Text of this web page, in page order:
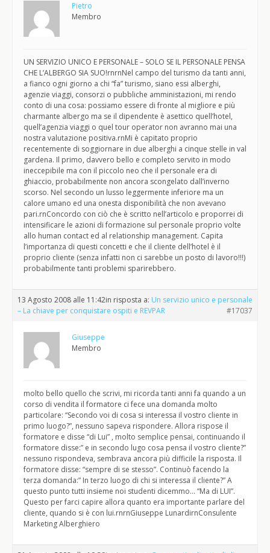
Pietro
Membro
UN SERVIZIO UNICO E PERSONALE – SOLO SE IL PERSONALE PENSA
CHE L’ALBERGO SIA SUO!rnrnNel campo del turismo da tanti anni,
a fianco ogni giorno a chi “fa” turismo, siano essi alberghi,
agenzie viaggi, consorzi o pubbliche amministazioni, mi rendo
conto di una cosa: possiamo essere di fronte al migliore e più
charmante albergo ma se il dipendente è asettico quell’hotel,
quell’agenzia viaggi o quel tour operator non avranno mai una
nostra valutazione positiva.rnMi è capitato proprio
recentemente di soggiornare in due alberghi a cinque stelle in val
gardena. Il primo, davvero bello e completo servito in modo
ineccepibile ma con il piccolo neo che il personale era di
ghiaccio, probabilmente non ancora scongelato dall’inverno
scorso. Nel secondo un lusso leggermente inferiore ma un
calore umano ed una onesta disponibilità che non avevano
pari.rnConcordo con ciò che è scritto nell’articolo e proporrei di
intensificare le azioni di formazione sul personale proprio volte
allo human contact ed al relationship management. Capita
l’importanza di questi concetti e che il cliente dell’hotel è il
proprio cliente (senza infatti non ci sarebbe un posto di lavoro!!!)
probabilmente tanti problemi sparirebbero.
13 Agosto 2008 alle 11:42in risposta a: Un servizio unico e personale
– La chiave per conquistare ospiti e REVPAR
#17037
Giuseppe
Membro
molto bello quello che scrivi, mi ricorda tanti anni fa quando a un
corso di vendita il formatore ci fece una domanda molto
particolare: “Secondo voi di cosa si interessa il vostro cliente in
primo luogo?”, nessuno sapeva rispondere. Allora rispose il
formatore e disse “di Lui” , molto semplice pensai, continuando il
formatore disse:” e in secondo lugo cosa pensa il vostro cliente?”
nessuno rispondeva, sembrava ancora più difficile la risposta. Il
formatore disse: “sempre di se stesso”. Continuò facendo la
terza domanda:” In terzo luogo di chi si interessa il cliente?” A
questo punto tutti insieme noi studenti dicemmo… “Ma di LUI”.
Questo per farci capire allora quanto era importante parlare del
cliente, quando si è con lui.rnrnGiuseppe LunardirnConsulente
Marketing Alberghiero